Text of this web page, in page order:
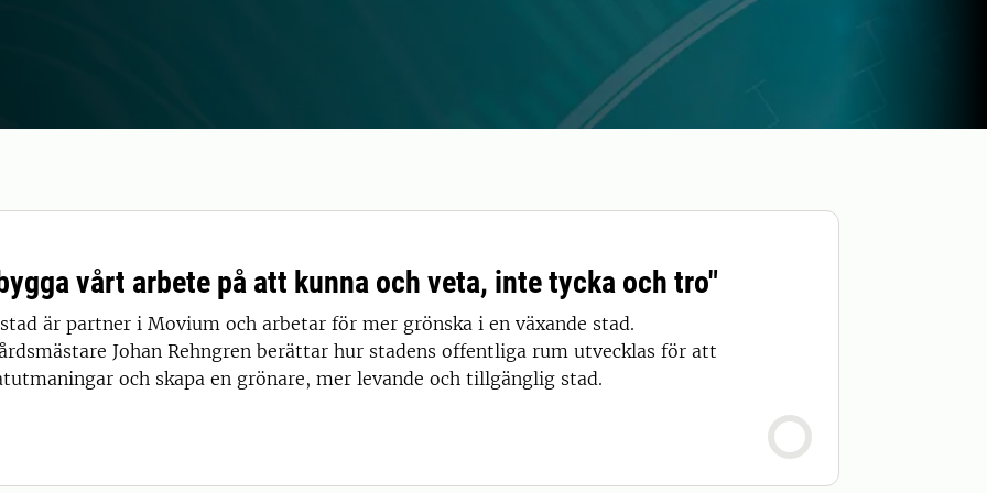
vårt arbete på att kunna och veta, inte tycka och tro"
är partner i Movium och arbetar för mer grönska i en växande stad.
Johan Rehngren berättar hur stadens offentliga rum utvecklas för att
och skapa en grönare, mer levande och tillgänglig stad.